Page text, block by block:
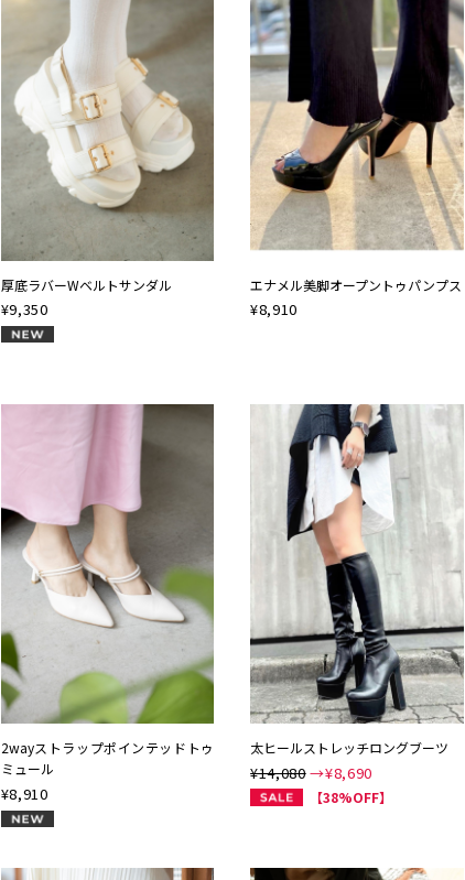
厚底ラバーWベルトサンダル
¥9,350
エナメル美脚オープントゥパンプス
¥8,910
2wayストラップポインテッドトゥ
ミュール
¥8,910
太ヒールストレッチロングブーツ
¥14,080→¥8,690
【38%OFF】